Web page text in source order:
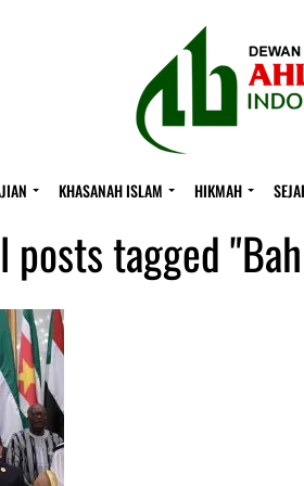
KHASANAH ISLAM HIKMAH
posts tagged